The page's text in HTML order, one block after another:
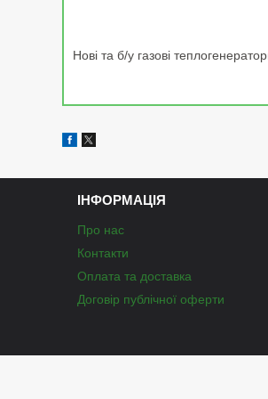
Нові та б/у газові
ІНФОРМАЦІЯ
Про нас
Контакти
Оплата та доставка
Договір публічної оферти